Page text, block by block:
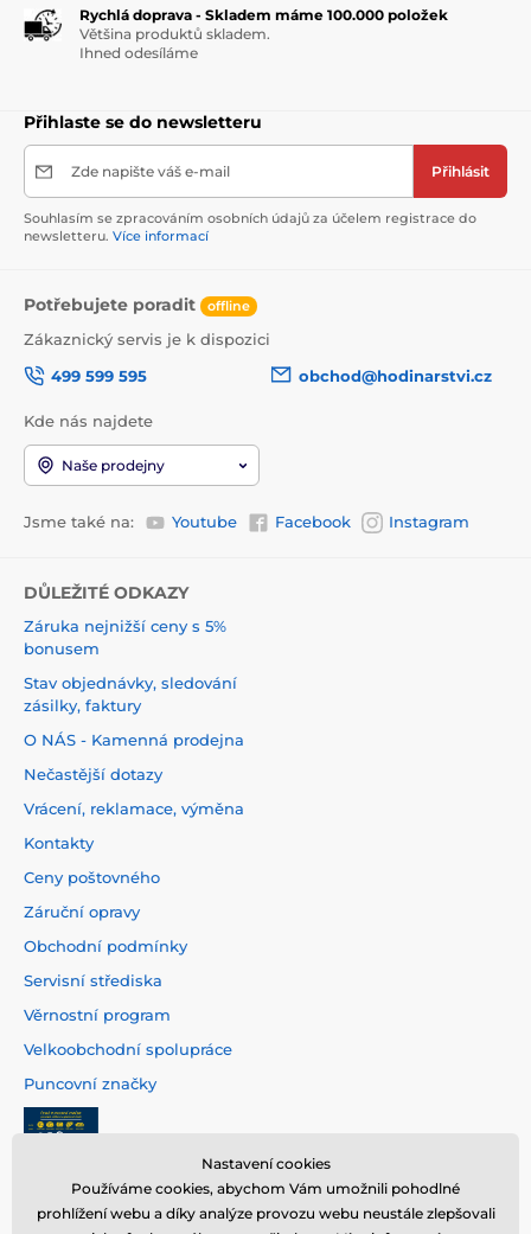
Rychlá doprava - Skladem máme 100.000 položek
Většina produktů skladem.
Ihned odesíláme
Přihlaste se do newsletteru
Zde napište váš e-mail Přihlásit
Souhlasím se zpracováním osobních údajů za účelem registrace do
newsletteru. Více informací
Potřebujete poradit offline
Zákaznický servis je k dispozici
499 599 595
obchod@hodinarstvi.cz
Kde nás najdete
Naše prodejny
Jsme také na: Youtube Facebook Instagram
DŮLEŽITÉ ODKAZY
Záruka nejnižší ceny s 5%
bonusem
Stav objednávky, sledování
zásilky, faktury
O NÁS - Kamenná prodejna
Nečastější dotazy
Vrácení, reklamace, výměna
Kontakty
Ceny poštovného
Záruční opravy
Obchodní podmínky
Servisní střediska
Věrnostní program
Velkoobchodní spolupráce
Puncovní značky
Nastavení cookies
Používáme cookies, abychom Vám umožnili pohodlné
prohlížení webu a díky analýze provozu webu neustále zlepšovali